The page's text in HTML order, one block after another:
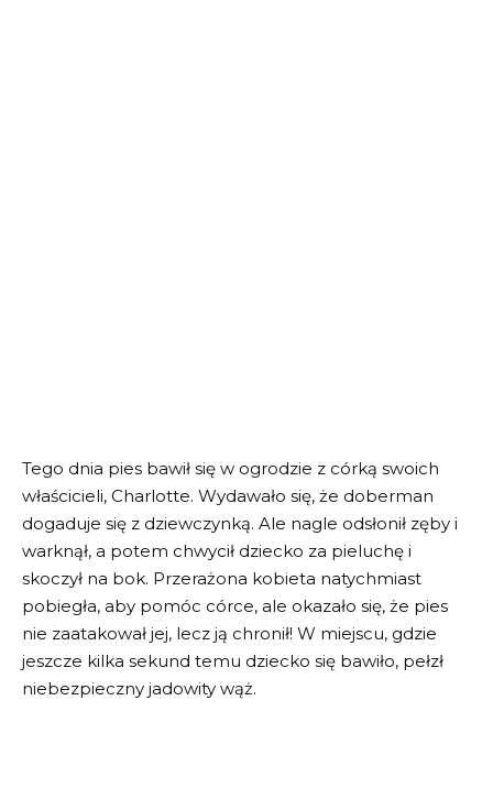
Tego dnia pies bawił się w ogrodzie z córką swoich
właścicieli, Charlotte. Wydawało się, że doberman
dogaduje się z dziewczynką. Ale nagle odsłonił zęby i
warknął, a potem chwycił dziecko za pieluchę i
skoczył na bok. Przerażona kobieta natychmiast
pobiegła, aby pomóc córce, ale okazało się, że pies
nie zaatakował jej, lecz ją chronił! W miejscu, gdzie
jeszcze kilka sekund temu dziecko się bawiło, pełzł
niebezpieczny jadowity wąż.